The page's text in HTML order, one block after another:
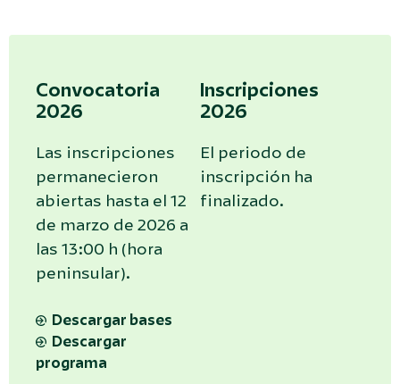
Convocatoria
2026
Las inscripciones
permanecieron
abiertas hasta el 12
de marzo de 2026 a
las 13:00 h (hora
peninsular).
Descargar bases
Descargar
programa
Inscripciones
2026
El periodo de
inscripción ha
finalizado.